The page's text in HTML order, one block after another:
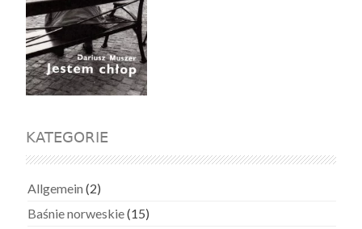
KATEGORIE
Allgemein (2)
Baśnie norweskie(15)